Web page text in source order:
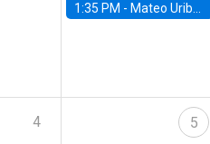
1:35 PM - Mateo Uribe-Castro, Universidad de los Andes (Colombia)
4 5